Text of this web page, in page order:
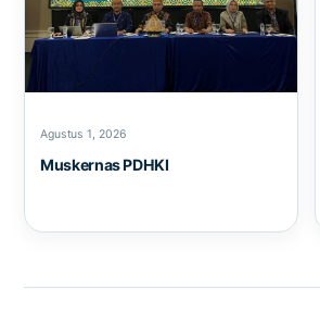
Agustus 1, 2026
Muskernas PDHKI